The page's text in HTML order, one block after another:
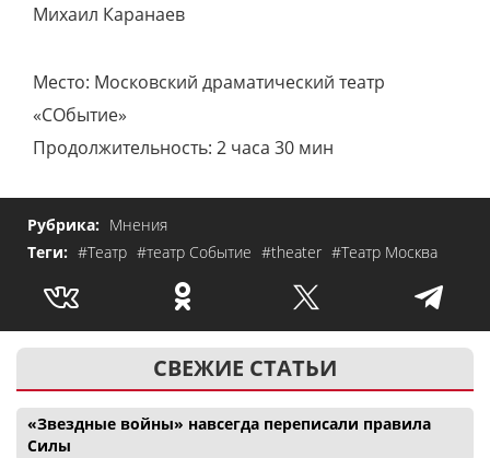
Михаил Каранаев
Место: Московский драматический театр
«СОбытие»
Продолжительность: 2 часа 30 мин
Рубрика: Мнения
Теги: #Театр #театр Событие #theater #Театр Москва
СВЕЖИЕ СТАТЬИ
«Звездные войны» навсегда переписали правила
Силы